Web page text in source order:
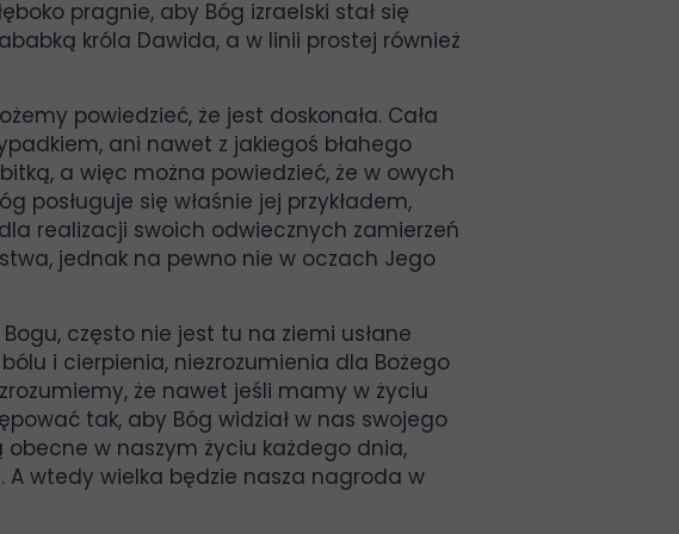
pragnie, aby Bóg izraelski stał się
króla Dawida, a w linii prostej również
powiedzieć, że jest doskonała. Cała
ani nawet z jakiegoś błahego
a więc można powiedzieć, że w owych
posługuje się właśnie jej przykładem,
realizacji swoich odwiecznych zamierzeń
jednak na pewno nie w oczach Jego
często nie jest tu na ziemi usłane
i cierpienia, niezrozumienia dla Bożego
że nawet jeśli mamy w życiu
tak, aby Bóg widział w nas swojego
obecne w naszym życiu każdego dnia,
A wtedy wielka będzie nasza nagroda w